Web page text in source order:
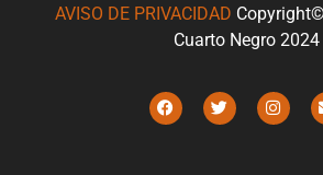
AVISO DE PRIVACIDAD
Cuarto Negro 2024